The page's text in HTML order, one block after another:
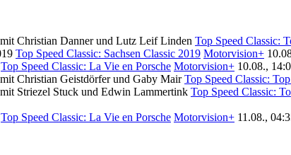
Top Speed Classic:
Top Speed Classic: Sachsen Classic 2019 Motorvision+
Top Speed Classic: La Vie en Porsche Motorvision+ 10.08.,
Top Speed Classic:
Top Speed Classic:
Top Speed Classic: La Vie en Porsche Motorvision+ 11.08.,